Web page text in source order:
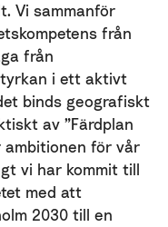
Vi sammanför
från
från
i ett aktivt
binds geografiskt
av ”Färdplan
ambitionen för vår
vi har kommit till
med att
2030 till en